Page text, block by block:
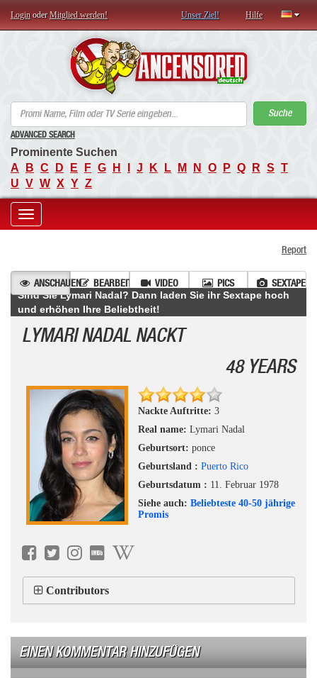
Login oderMitglied werden! Unser Ziel! Hilfe
Suche
ADVANCED SEARCH
Prominente Suchen
A
B C D E F G H J K L M N O P Q R S T
U V W X Y Z
Toggle
Report
ANSCHAUEN BEARBEITEN VIDEO PICS
SEXTAPE
Sind Sie Lymari Nadal? Dann laden Sie ihr Sextape hoch
und erhöhen Ihre Beliebtheit!
LYMARI NADAL NACKT
48 YEARS
Nackte Auftritte: 3
Real name: Lymari Nadal
Geburtsort: ponce
Geburtsland : Puerto Rico
Geburtsdatum : 11. Februar 1978
Siehe auch: Beliebteste 40-50 jährige
Promis
Contributors
EINEN KOMMENTAR HINZUFÜGEN